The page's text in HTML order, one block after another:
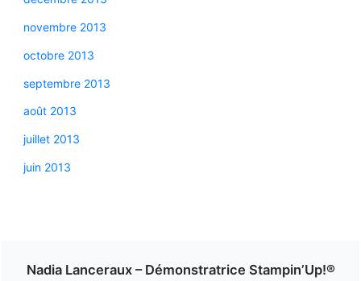
novembre 2013
octobre 2013
septembre 2013
août 2013
juillet 2013
juin 2013
Nadia Lanceraux – Démonstratrice Stampin’Up!®